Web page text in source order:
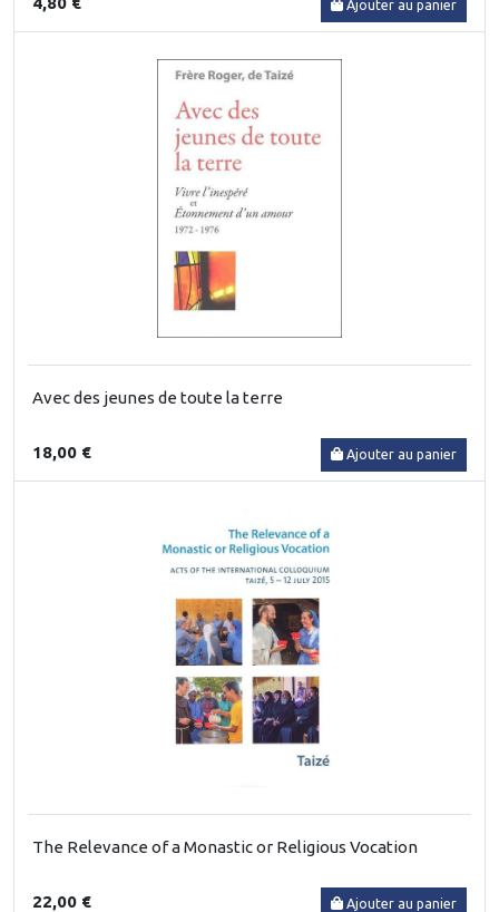
Ajouter au panier
Avec des jeunes de toute la terre
18,00 € Ajouter au panier
The Relevance of a Monastic or Religious Vocation
22,00 € Ajouter au panier